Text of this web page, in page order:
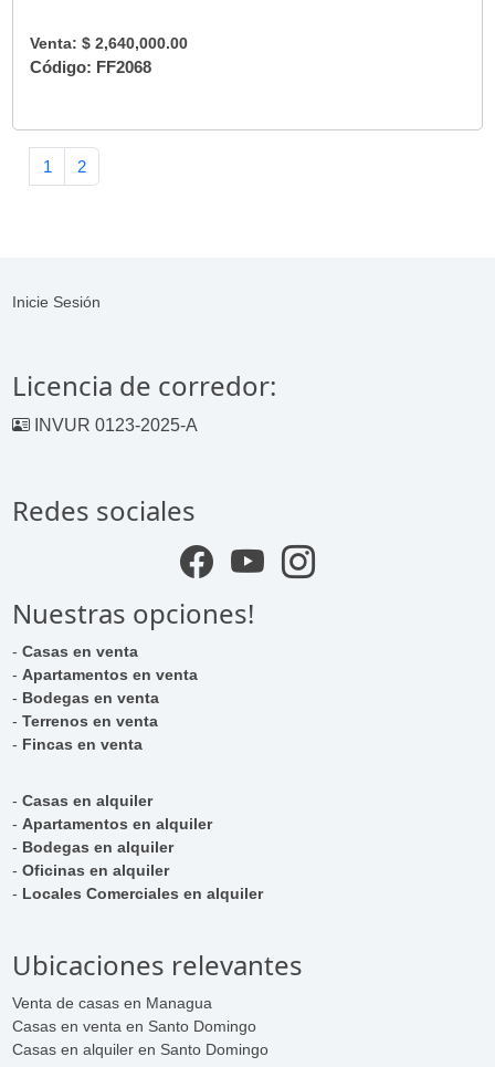
Venta: $ 2,640,000.00
Código: FF2068
1 2
Inicie Sesión
Licencia de corredor:
INVUR 0123-2025-A
Redes sociales
Nuestras opciones!
-Casas en venta
-Apartamentos en venta
- Bodegas en venta
-Terrenos en venta
- Fincas en venta
-Casas en alquiler
-Apartamentos en alquiler
- Bodegas en alquiler
-Oficinas en alquiler
- Locales Comerciales en alquiler
Ubicaciones relevantes
Venta de casas en Managua
Casas en venta en Santo Domingo
Casas en alquiler en Santo Domingo